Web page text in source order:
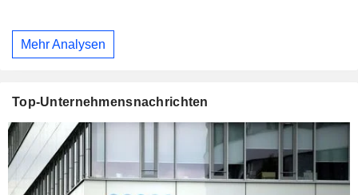
Mehr Analysen
Top-Unternehmensnachrichten